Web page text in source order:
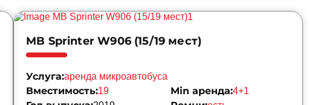
MB Sprinter W906 (15/19 мест)
Услуга:аренда микроавтобуса
Вместимость:19 Min аренда:4+1